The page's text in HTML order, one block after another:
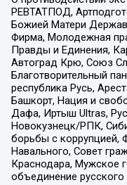
РЕВТАТПОД,
Божией Матери
Фирма, Молодежная
Правды и Единения,
Автоград Крю, Союз
Благотворительный
республика Русь,
Башкорт, Нация и
Дафа, Иртыш Ultras,
Новокузнецк/РПК,
борьбы с
Навального, Совет
Краснодара, Мужское
объединение